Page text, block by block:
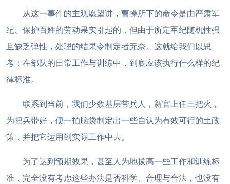
从这一事件的主观愿望讲，曹操所下的命令是由严肃军
纪、保护百姓的劳动果实引起的，但由于所定军纪随机性强
且缺乏弹性，处理的结果令制定者无奈。这就给我们以思
考：在部队的日常工作与训练中，到底应该执行什么样的纪
律标准。
联系到当前，我们少数基层带兵人，新官上任三把火，
为把兵带好，便一拍脑袋制定出一些自认为有效可行的土政
策，并把它运用到实际工作中去。
为了达到预期效果，甚至人为地拔高一些工作和训练标
准，完全没有考虑这些办法是否科学、合理与合法，也没有